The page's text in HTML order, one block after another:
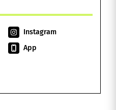
Instagram
App